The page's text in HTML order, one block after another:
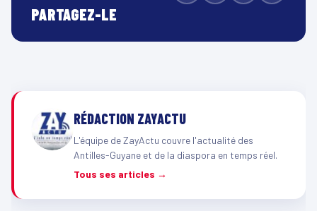
PARTAGEZ-LE
RÉDACTION ZAYACTU
L'équipe de ZayActu couvre l'actualité des
Antilles-Guyane et de la diaspora en temps réel.
Tous ses articles →